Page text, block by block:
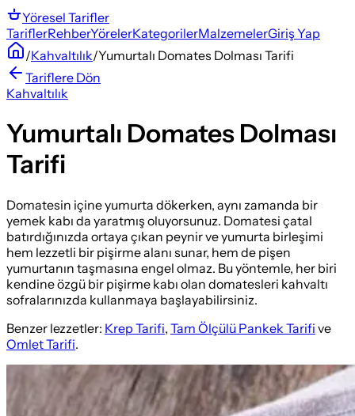
Yöresel Tarifler
TariflerRehberYörelerKategorilerMalzemelerGiriş Yap
/Kahvaltılık/Yumurtalı Domates Dolması Tarifi
Tariflere Dön
Kahvaltılık
Yumurtalı Domates Dolması
Tarifi
Domatesin içine yumurta dökerken, aynı zamanda bir
yemek kabı da yaratmış oluyorsunuz. Domatesi çatal
batırdığınızda ortaya çıkan peynir ve yumurta birleşimi
hem lezzetli bir pişirme alanı sunar, hem de pişen
yumurtanın taşmasına engel olmaz. Bu yöntemle, her biri
kendine özgü bir pişirme kabı olan domatesleri kahvaltı
sofralarınızda kullanmaya başlayabilirsiniz.
Benzer lezzetler: Krep Tarifi, Tam Ölçülü Pankek Tarifi ve
Omlet Tarifi.